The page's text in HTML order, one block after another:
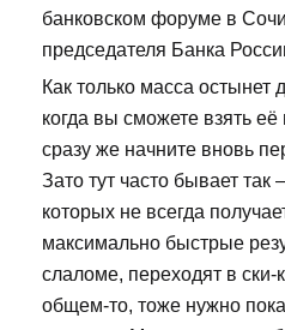
банковском форуме в
председателя Банка
Как только масса остынет
когда вы сможете взять
сразу же начните вновь
Зато тут часто бывает
которых не всегда
максимально быстрые
слаломе, переходят в ски-
общем-то, тоже нужно